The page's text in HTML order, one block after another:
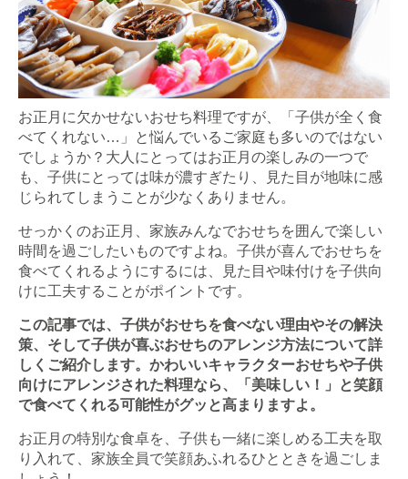
お正月に欠かせないおせち料理ですが、「子供が全く食
べてくれない…」と悩んでいるご家庭も多いのではない
でしょうか？大人にとってはお正月の楽しみの一つで
も、子供にとっては味が濃すぎたり、見た目が地味に感
じられてしまうことが少なくありません。
せっかくのお正月、家族みんなでおせちを囲んで楽しい
時間を過ごしたいものですよね。子供が喜んでおせちを
食べてくれるようにするには、見た目や味付けを子供向
けに工夫することがポイントです。
この記事では、子供がおせちを食べない理由やその解決
策、そして子供が喜ぶおせちのアレンジ方法について詳
しくご紹介します。かわいいキャラクターおせちや子供
向けにアレンジされた料理なら、「美味しい！」と笑顔
で食べてくれる可能性がグッと高まりますよ。
お正月の特別な食卓を、子供も一緒に楽しめる工夫を取
り入れて、家族全員で笑顔あふれるひとときを過ごしま